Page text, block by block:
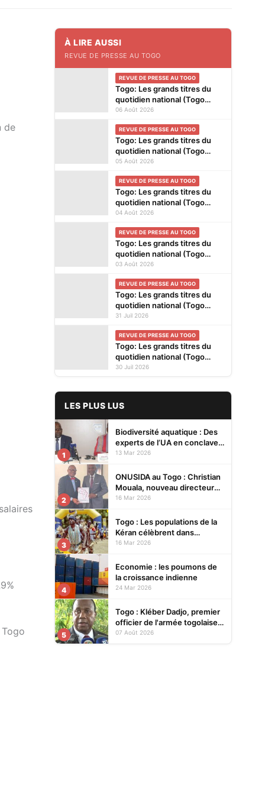
de
À LIRE AUSSI
REVUE DE PRESSE AU TOGO
REVUE DE PRESSE AU TOGO
Togo: Les grands titres du
quotidien national (Togo
Presse) et des journaux
Août 2026
06 Août 2026
REVUE DE PRESSE AU TOGO
Togo: Les grands titres du
quotidien national (Togo
Presse) et des journaux
mercredi 5 Août 2026
05 Août 2026
REVUE DE PRESSE AU TOGO
Togo: Les grands titres du
quotidien national (Togo
Presse) et des journaux
4 Août 2026
04 Août 2026
REVUE DE PRESSE AU TOGO
Togo: Les grands titres du
quotidien national (Togo
Presse) et des journaux
Août 2026
03 Août 2026
REVUE DE PRESSE AU TOGO
Togo: Les grands titres du
quotidien national (Togo
Presse) et des journaux
vendredi 31 Juillet 2026
31 Juil 2026
REVUE DE PRESSE AU TOGO
Togo: Les grands titres du
quotidien national (Togo
Presse) et des journaux
30 Juil 2026
LES PLUS LUS
1
Biodiversité aquatique : Des
experts de l’UA en conclave à
Lomé pour renforcer la
13 Mar 2026
2
ONUSIDA au Togo : Christian
Mouala, nouveau directeur
pays
16 Mar 2026
3
Togo : Les populations de la
Kéran célèbrent dans
l’allégresse Tislim-Difoini,
16 Mar 2026
4
Economie : les poumons de
la croissance indienne
24 Mar 2026
5
Togo : Kléber Dadjo, premier
officier de l'armée togolaise
devenu chef de l'État, au
07 Août 2026